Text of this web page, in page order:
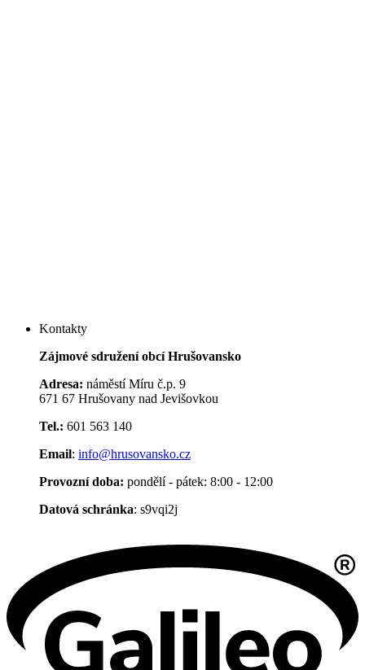
Kontakty
Zájmové sdružení obcí Hrušovansko
Adresa: náměstí Míru č.p. 9
671 67 Hrušovany nad Jevišovkou
Tel.: 601 563 140
Email: info@hrusovansko.cz
Provozní doba: pondělí - pátek: 8:00 - 12:00
Datová schránka: s9vqi2j